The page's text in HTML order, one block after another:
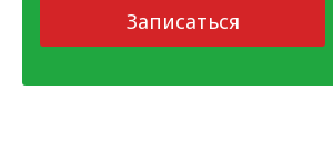
Записаться